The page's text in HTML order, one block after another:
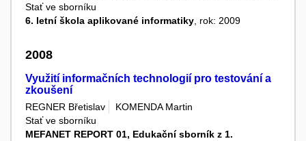
Stať ve sborníku
6. letní škola aplikované informatiky , rok: 2009
2008
Využití informačních technologií pro testování a
zkoušení
REGNER Břetislav
KOMENDA Martin
Stať ve sborníku
MEFANET REPORT 01, Edukační sborník z 1.